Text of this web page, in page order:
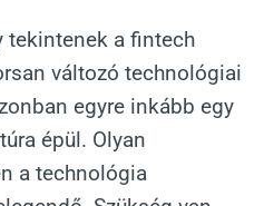
tekintenek a fintech
változó technológiai
egyre inkább egy
épül. Olyan
a technológia